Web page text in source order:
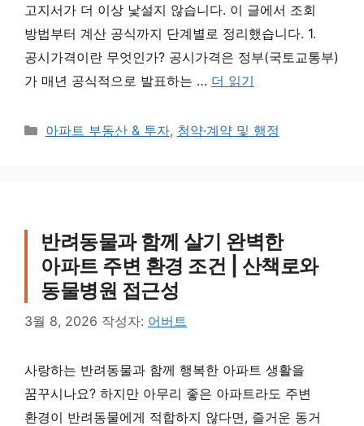
고지서가 더 이상 낯설지 않습니다. 이 글에서 조회
방법부터 계산 공식까지 단계별로 정리했습니다. 1.
공시가격이란 무엇인가? 공시가격은 정부(국토교통부)
가 매년 공식적으로 발표하는 … 더 읽기
카테고리
아파트 부동산 & 투자, 청약·계약 및 행정
반려동물과 함께 살기 완벽한
아파트 주변 환경 조건 | 산책로와
동물병원 접근성
3월 8, 2026 작성자: 어버트
사랑하는 반려동물과 함께 행복한 아파트 생활을
꿈꾸시나요? 하지만 아무리 좋은 아파트라도 주변
환경이 반려동물에게 적합하지 않다면, 즐거운 동거